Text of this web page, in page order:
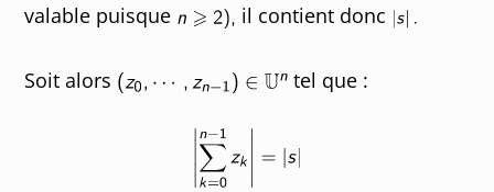
valable puisque il contient donc
Soit alors tel que :